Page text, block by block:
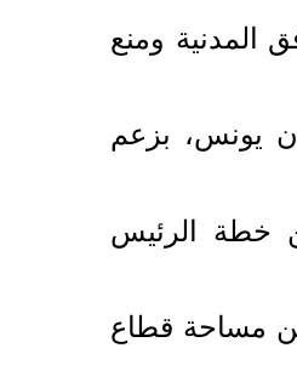
المدنية ومنع
يونس، بزعم
خطة الرئيس
إلى الخط الأصفر فإنه ما زال يسيطر على 53 بالمئة من مساحة قطاع